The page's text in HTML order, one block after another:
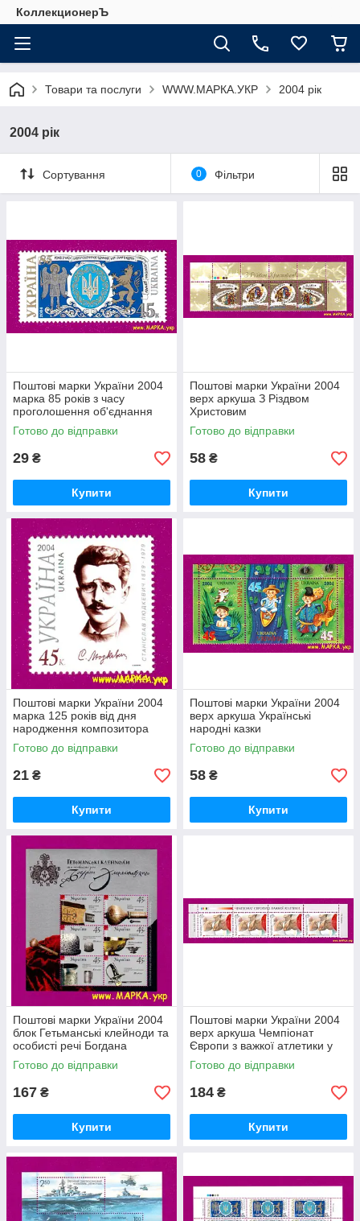
КоллекционерЪ
Товари та послуги WWW.МАРКА.УКР 2004 рік
2004 рік
Сортування 0 Фільтри
Поштові марки України 2004
марка 85 років з часу
проголошення об'єднання
УНР і ЗУНР
Готово до відправки
29 ₴
Купити
Поштові марки України 2004
верх аркуша З Різдвом
Христовим
Готово до відправки
58 ₴
Купити
Поштові марки України 2004
марка 125 років від дня
народження композитора
Станіслава Людкевича
Готово до відправки
21 ₴
Купити
Поштові марки України 2004
верх аркуша Українські
народні казки
Готово до відправки
58 ₴
Купити
Поштові марки України 2004
блок Гетьманські клейноди та
особисті речі Богдана
Хмельницького
Готово до відправки
167 ₴
Купити
Поштові марки України 2004
верх аркуша Чемпіонат
Європи з важкої атлетики у
м.Київ
Готово до відправки
184 ₴
Купити